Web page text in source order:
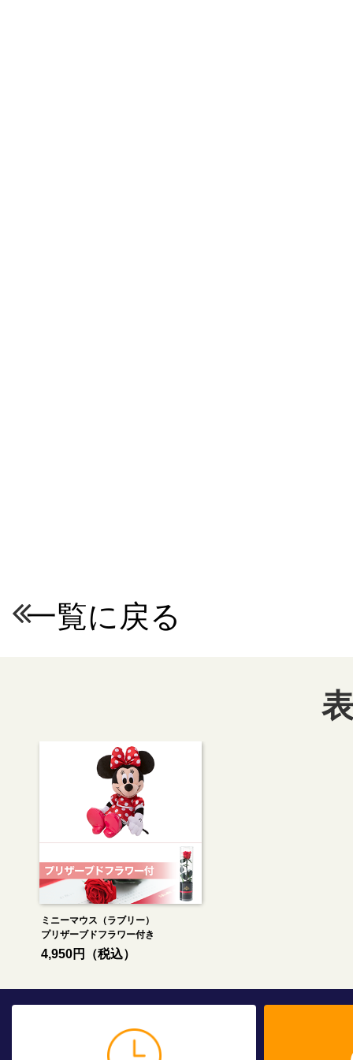
一覧に戻る
ミニーマウス（ラブリー）
プリザーブドフラワー付き
4,950円（税込）